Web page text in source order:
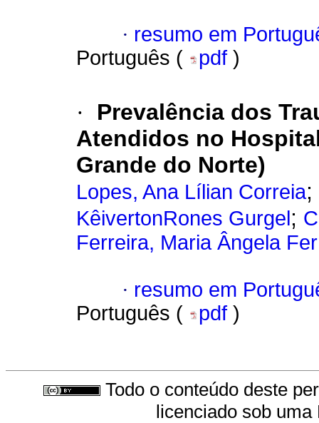
· resumo em
Português (
pdf )
·
Prevalência dos
Atendidos no
Grande do Norte)
Lopes, Ana Lílian Correia;
KêivertonRones Gurgel ;
Ferreira, Maria Ângela
· resumo em
Português (
pdf )
Todo o conteúdo deste
licenciado sob uma